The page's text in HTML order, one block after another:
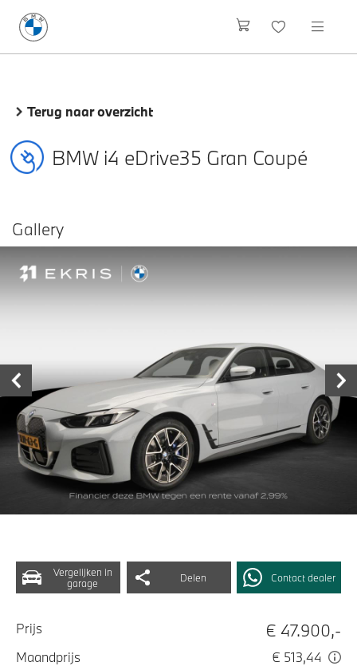
Terug naar overzicht
BMW i4 eDrive35 Gran Coupé
Vergelijken in
garage
Delen Contact dealer
Prijs € 47.900,-
Maandprijs € 513,44
Gallery